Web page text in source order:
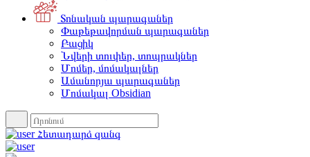
Տոնական պարագաներ
Փաթեթավորման պարագաներ
Բացիկ
Նվերի տուփեր, տոպրակներ
Մոմեր, մոմակալներ
Ամանորյա պարագաներ
Մոմակալ Obsidian
Հետադարձ զանգ